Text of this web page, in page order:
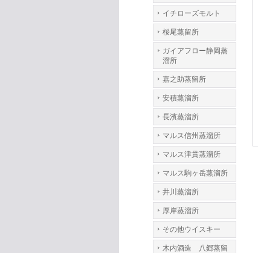
イチローズモルト
桜尾蒸留所
ガイアフロー静岡蒸
溜所
嘉之助蒸留所
安積蒸溜所
長濱蒸溜所
マルス信州蒸溜所
マルス津貫蒸溜所
マルス駒ヶ岳蒸溜所
井川蒸溜所
厚岸蒸溜所
その他ウイスキー
木内酒造 八郷蒸留